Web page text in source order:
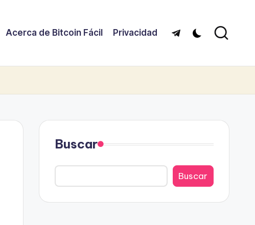
Acerca de Bitcoin Fácil Privacidad Telegram
Buscar
Buscar